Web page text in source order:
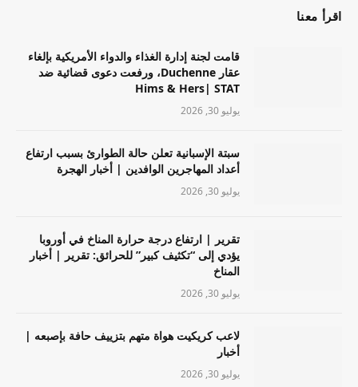
اقرأ معنا
قامت لجنة إدارة الغذاء والدواء الأمريكية بإلغاء
عقار Duchenne، ورفعت دعوى قضائية ضد
Hims & Hers| STAT
يوليو 30, 2026
سبتة الإسبانية تعلن حالة الطوارئ بسبب ارتفاع
أعداد المهاجرين الوافدين | أخبار الهجرة
يوليو 30, 2026
تقرير | ارتفاع درجة حرارة المناخ في أوروبا
يؤدي إلى “تكثيف كبير” للحرائق: تقرير | أخبار
المناخ
يوليو 30, 2026
لاعب كريكيت هواة متهم بتزييف حافة بإصبعه |
أخبار
يوليو 30, 2026